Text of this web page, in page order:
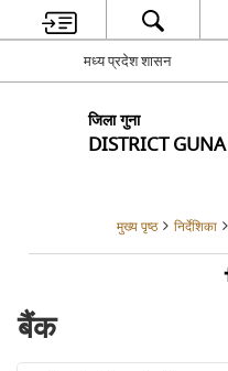
मध्य प्रदेश शासन
जिला गुना
DISTRICT GUNA
मुख्य पृष्ठ निर्देशिका
बैंक